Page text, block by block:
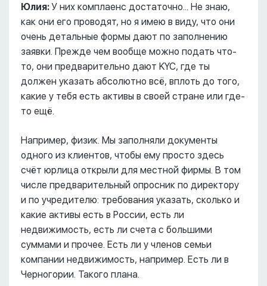
Юлия:У них комплаенс достаточно... Не знаю,
как они его проводят, но я имею в виду, что они
очень детальные формы дают по заполнению
заявки. Прежде чем вообще можно подать что-
то, они предварительно дают KYC, где ты
должен указать абсолютно всё, вплоть до того,
какие у тебя есть активы в своей стране или где-
то ещё.
Например, физик. Мы заполняли документы
одного из клиентов, чтобы ему просто здесь
счёт юрлица открыли для местной фирмы. В том
числе предварительный опросник по директору
и по учредителю: требования указать, сколько и
какие активы есть в России, есть ли
недвижимость, есть ли счета с большими
суммами и прочее. Есть ли у членов семьи
компании недвижимость, например. Есть ли в
Черногории. Такого плана.